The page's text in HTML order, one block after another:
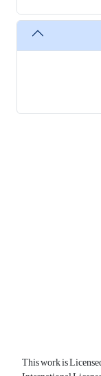
This work is